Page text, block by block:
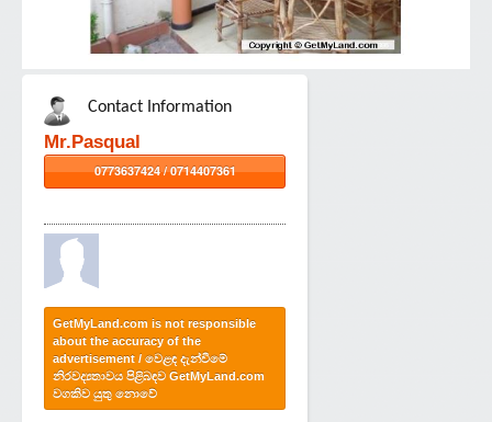
Contact Information
Mr.Pasqual
0773637424 / 0714407361
GetMyLand.com is not responsible
about the accuracy of the
advertisement / වෙළඳ දැන්වීමේ
නිරවද්‍යතාවය පිළිබඳව GetMyLand.com
වගකිව යුතු නොවේ